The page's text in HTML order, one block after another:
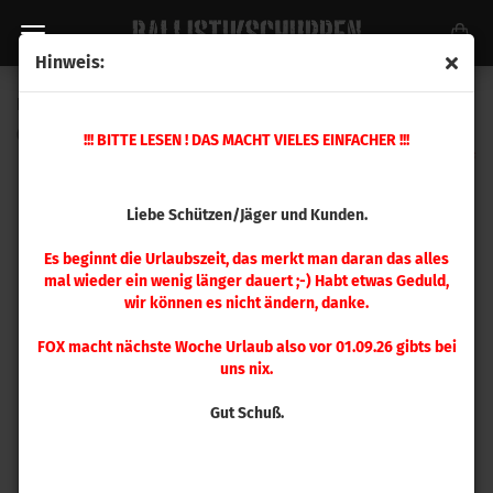
Hinweis:
!!! BITTE LESEN ! DAS MACHT VIELES EINFACHER !!!
Liebe Schützen/Jäger und Kunden.
Es beginnt die Urlaubszeit, das merkt man daran das alles
mal wieder ein wenig länger dauert ;-) Habt etwas Geduld,
wir können es nicht ändern, danke.
FOX macht nächste Woche Urlaub also vor 01.09.26 gibts bei
uns nix.
Gut Schuß.
546506)